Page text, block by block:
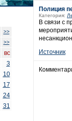
>>
>>
вс
3
10
17
24
31
Полиция
Категория:
В связи с
Источник